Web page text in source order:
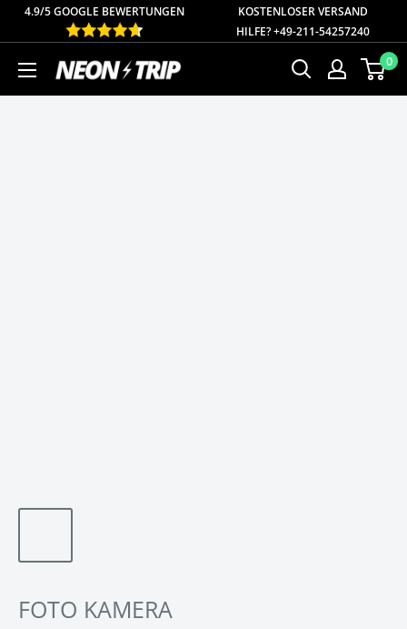
Direkt
zum
Inhalt
4.9/5 GOOGLE BEWERTUNGEN KOSTENLOSERVERSAND
HILFE? +49-211-54257240
NEONTRIP 0
FOTO KAMERA